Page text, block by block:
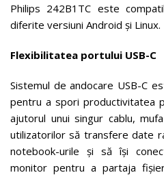
Philips 242B1TC este
diferite versiuni Android și Linux.
Flexibilitatea portului USB-C
Sistemul de andocare USB-C
pentru a spori productivitatea
ajutorul unui singur cablu,
utilizatorilor să transfere date
notebook-urile și să își
monitor pentru a partaja